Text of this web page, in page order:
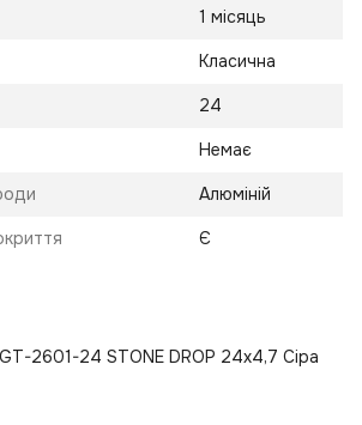
1 місяць
Класична
24
Немає
Алюміній
Є
2601-24 STONE DROP 24х4,7 Сіра